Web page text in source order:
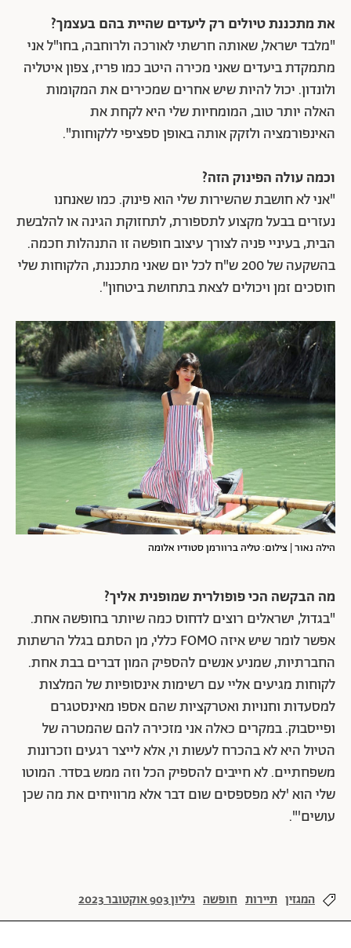
את מתכננת טיולים רק ליעדים שהיית בהם בעצמך?
"מלבד ישראל, שאותה חרשתי לאורכה ולרוחבה, בחו"ל אני
מתמקדת ביעדים שאני מכירה היטב כמו פריז, צפון איטליה
ולונדון. יכול להיות שיש אחרים שמכירים את המקומות
האלה יותר טוב, המומחיות שלי היא לקחת את
האינפורמציה ולזקק אותה באופן ספציפי ללקוחות".
וכמה עולה הפינוק הזה?
"אני לא חושבת שהשירות שלי הוא פינוק. כמו שאנחנו
נעזרים בבעל מקצוע לתספורת, לתחזוקת הגינה או להלבשת
הבית, בעיניי פניה לצורך עיצוב חופשה זו התנהלות חכמה.
בהשקעה של 200 ש"ח לכל יום שאני מתכננת, הלקוחות שלי
חוסכים זמן ויכולים לצאת בתחושת ביטחון".
הילה נאור | צילום: טליה ברוורמן סטודיו אלומה
מה הבקשה הכי פופולרית שמופנית אליך?
"בגדול, ישראלים רוצים לדחוס כמה שיותר בחופשה אחת.
אפשר לומר שיש איזה FOMO כללי, מן הסתם בגלל הרשתות
החברתיות, שמניע אנשים להספיק המון דברים בבת אחת.
לקוחות מגיעים אליי עם רשימות אינסופיות של המלצות
למסעדות וחנויות ואטרקציות שהם אספו מאינסטגרם
ופייסבוק. במקרים כאלה אני מזכירה להם שהמטרה של
הטיול היא לא בהכרח לעשות וי, אלא לייצר רגעים וזכרונות
משפחתיים. לא חייבים להספיק הכל וזה ממש בסדר. המוטו
שלי הוא 'לא מפספסים שום דבר אלא מרוויחים את מה שכן
עושים'".
המגזין תיירות חופשה גיליון 903 אוקטובר 2023
חופשה משפחתית נופש